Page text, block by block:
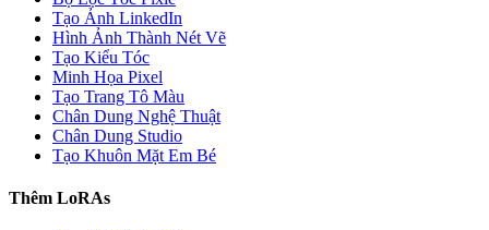
Tạo Ảnh LinkedIn
Hình Ảnh Thành Nét Vẽ
Tạo Kiểu Tóc
Minh Họa Pixel
Tạo Trang Tô Màu
Chân Dung Nghệ Thuật
Chân Dung Studio
Tạo Khuôn Mặt Em Bé
Thêm LoRAs